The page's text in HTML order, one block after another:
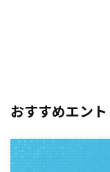
おすすめエン